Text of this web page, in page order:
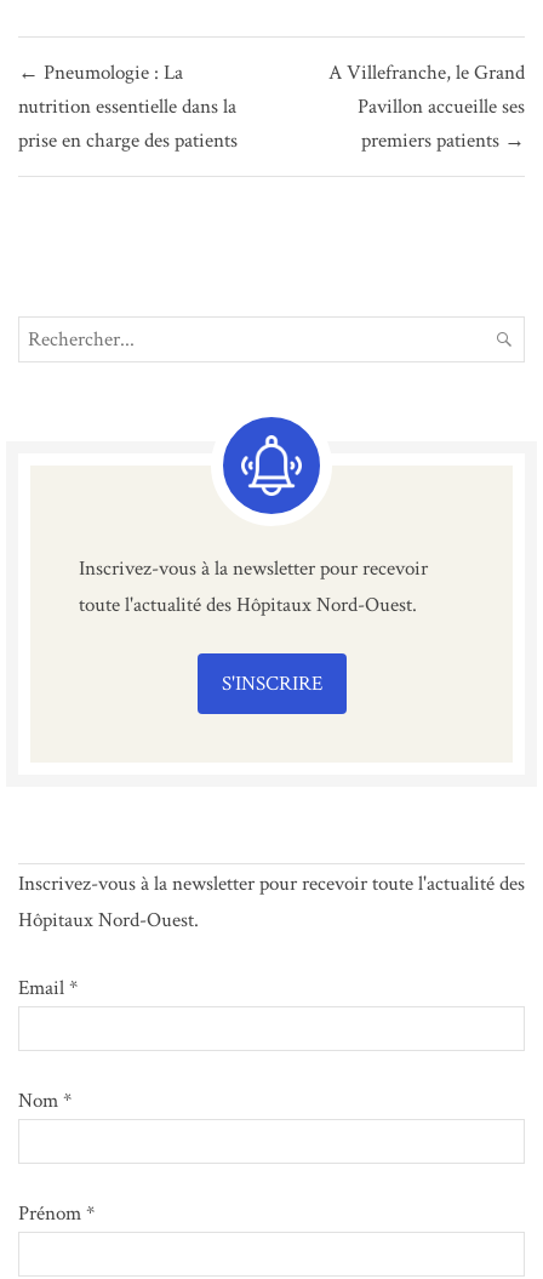
de
l’article
← Pneumologie : La
nutrition essentielle dans la
prise en charge des patients
A Villefranche, le Grand
Pavillon accueille ses
premiers patients →
Search
for:
Inscrivez-vous à la newsletter pour recevoir
toute l'actualité des Hôpitaux Nord-Ouest.
S'INSCRIRE
Inscrivez-vous à la newsletter pour recevoir toute l'actualité des
Hôpitaux Nord-Ouest.
Email *
Nom *
Prénom *